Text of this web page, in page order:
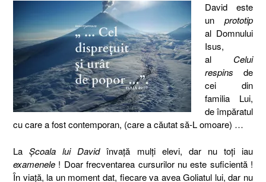
David este
un prototip
al Domnului
Isus,
al Celui
respins de
cei din
familia Lui,
de împăratul
cu care a fost contemporan, (care a căutat să-L omoare) …
LaŞcoala lui Davidînvaţă mulţi elevi, dar nu toţi iau
examenele ! Doar frecventarea cursurilor nu este suficientă !
În viaţă, la un moment dat, fiecare va avea Goliatul lui, dar nu